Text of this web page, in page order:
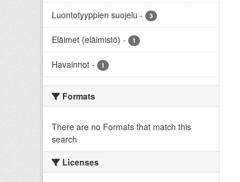
Luontotyyppien suojelu - 3
Eläimet (eläimistö) - 1
Havainnot - 1
Formats
There are no Formats that match this
search
Licenses